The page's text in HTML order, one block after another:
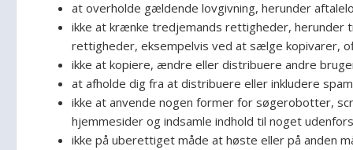
at overholde gældende lovgivning, herunder
ikke at krænke tredjemands rettigheder, herunder
rettigheder, eksempelvis ved at sælge kopivarer,
ikke at kopiere, ændre eller distribuere andre
at afholde dig fra at distribuere eller inkludere
ikke at anvende nogen former for søgerobotter,
hjemmesider og indsamle indhold til noget
ikke på uberettiget måde at høste eller på anden